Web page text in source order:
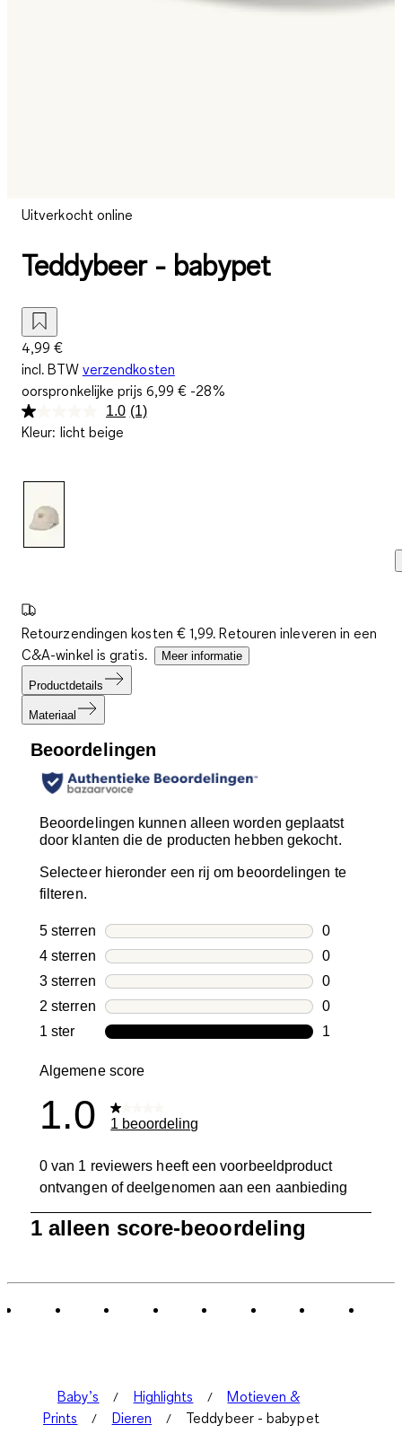
Uitverkocht online
Teddybeer - babypet
4,99 €
incl. BTW verzendkosten
oorspronkelijke prijs 6,99 € -28%
1.0 Lees
(1)
Kleur: licht beige
Retourzendingen kosten € 1,99. Retouren inleveren in een
C&A-winkel is gratis.
Meer informatie
Productdetails
Materiaal
Beoordelingen
Beoordelingen kunnen alleen worden geplaatst
door klanten die de producten hebben gekocht.
Selecteer hieronder een rij om beoordelingen te
filteren.
5 sterren sterren
0
0
4 sterren sterren
0
0
3 sterren sterren
0
0
2 sterren sterren
0
0
1 ster sterren
1
Algemene score
1.0 1 beoordeling
0 van 1 reviewers heeft een voorbeeldproduct
ontvangen of deelgenomen aan een aanbieding
van
1 alleen score-beoordeling
Baby’s Highlights
Motieven &
Prints
Dieren Teddybeer - babypet